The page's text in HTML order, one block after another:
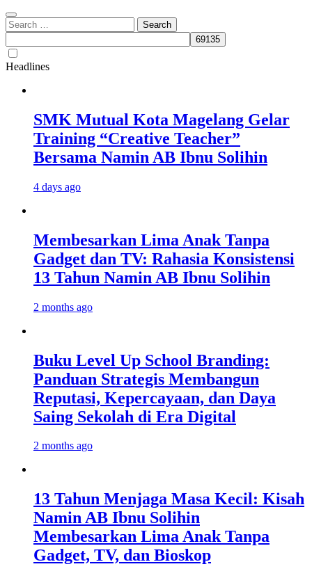
Search
for:
Headlines
SMK Mutual Kota Magelang Gelar
Training “Creative Teacher”
Bersama Namin AB Ibnu Solihin
4 days ago
Membesarkan Lima Anak Tanpa
Gadget dan TV: Rahasia Konsistensi
13 Tahun Namin AB Ibnu Solihin
2 months ago
Buku Level Up School Branding:
Panduan Strategis Membangun
Reputasi, Kepercayaan, dan Daya
Saing Sekolah di Era Digital
2 months ago
13 Tahun Menjaga Masa Kecil: Kisah
Namin AB Ibnu Solihin
Membesarkan Lima Anak Tanpa
Gadget, TV, dan Bioskop